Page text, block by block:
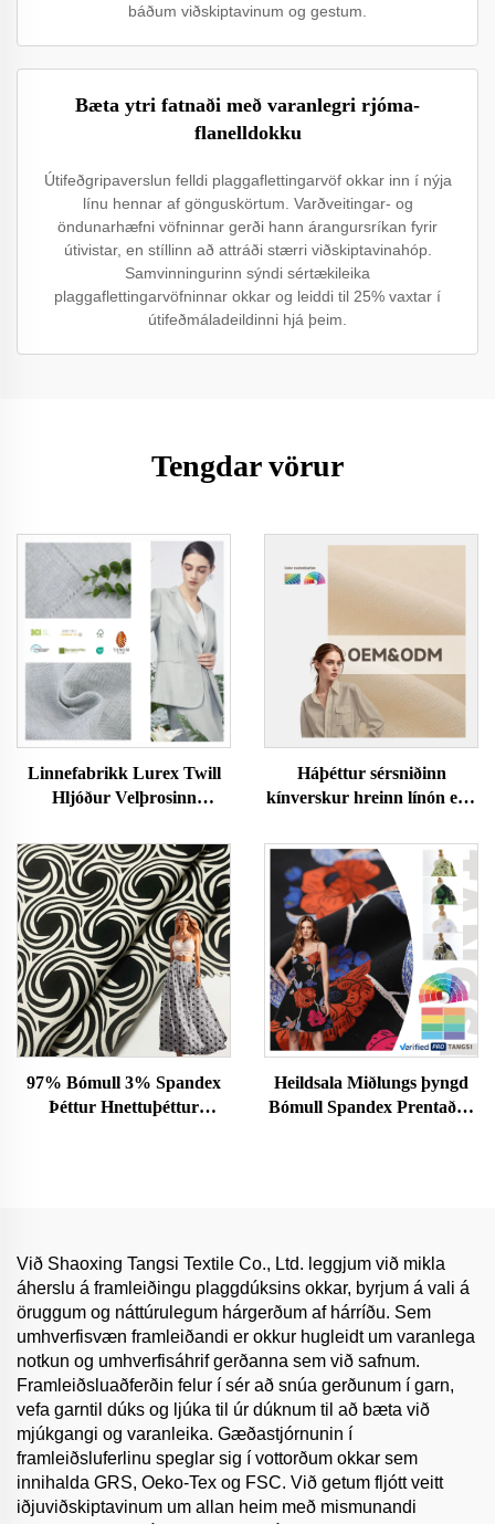
báðum viðskiptavinum og gestum.
Bæta ytri fatnaði með varanlegri rjóma-
flanelldokku
Útifeðgripaverslun felldi plaggaflettingarvöf okkar inn í nýja
línu hennar af gönguskörtum. Varðveitingar- og
öndunarhæfni vöfninnar gerði hann árangursríkan fyrir
útivistar, en stíllinn að attráði stærri viðskiptavinahóp.
Samvinningurinn sýndi sértækileika
plaggaflettingarvöfninnar okkar og leiddi til 25% vaxtar í
útifeðmáladeildinni hjá þeim.
Tengdar vörur
Linnefabrikk Lurex Twill
Hljóður Velþrosinn
Fatnaður Konur og
Karlafatnaður Dress Efni
fyrir Klæði
Háþéttur sérsniðinn
kínverskur hreinn línón efni
veifinn varanlegur í viðtöku
umhverfisvænur skikkjur
fyrir drengja klæði línón
efni
97% Bómull 3% Spandex
Þéttur Hnettuþéttur
Heildsala Miðlungs þyngd
Bómull Spandex Prentaður
Við Shaoxing Tangsi Textile Co., Ltd. leggjum við mikla
áherslu á framleiðingu plaggdúksins okkar, byrjum á vali á
öruggum og náttúrulegum hárgerðum af hárríðu. Sem
umhverfisvæn framleiðandi er okkur hugleidt um varanlega
notkun og umhverfisáhrif gerðanna sem við safnum.
Framleiðsluaðferðin felur í sér að snúa gerðunum í garn,
vefa garntil dúks og ljúka til úr dúknum til að bæta við
mjúkgangi og varanleika. Gæðastjórnunin í
framleiðsluferlinu speglar sig í vottorðum okkar sem
innihalda GRS, Oeko-Tex og FSC. Við getum fljótt veitt
iðjuviðskiptavinum um allan heim með mismunandi